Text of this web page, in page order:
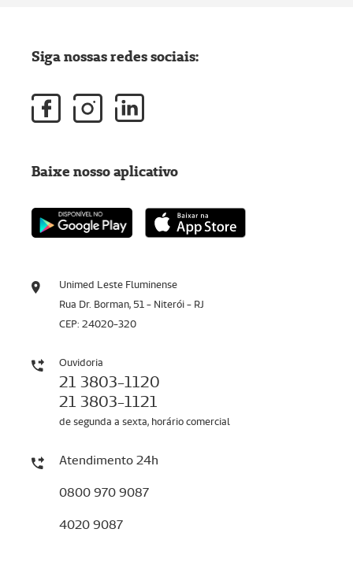
Unimed Leste Fluminense
Rua Dr. Borman, 51 - Niterói - RJ
CEP: 24020-320
Ouvidoria
21 3803-1120
21 3803-1121
de segunda a sexta, horário comercial
Atendimento 24h
0800 970 9087
4020 9087
Siga nossas redes sociais:
Baixe nosso aplicativo